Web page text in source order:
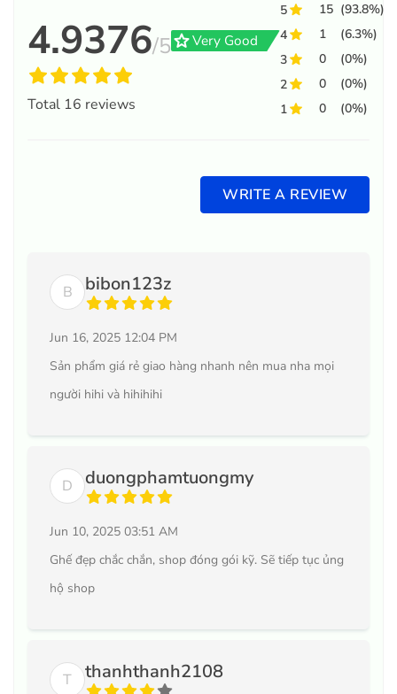
4.9376/5gradeVery Good
Total 16 reviews
5 15 (93.8%)
4
1
(6.3%)
3
0
(0%)
2
0
(0%)
1
0 (0%)
WRITE A REVIEW
B bibon123z
Jun 16, 2025 12:04 PM
Sản phẩm giá rẻ giao hàng nhanh nên mua nha mọi
người hihi và hihihihi
D duongphamtuongmy
Jun 10, 2025 03:51 AM
Ghế đẹp chắc chắn, shop đóng gói kỹ. Sẽ tiếp tục ủng
hộ shop
T thanhthanh2108